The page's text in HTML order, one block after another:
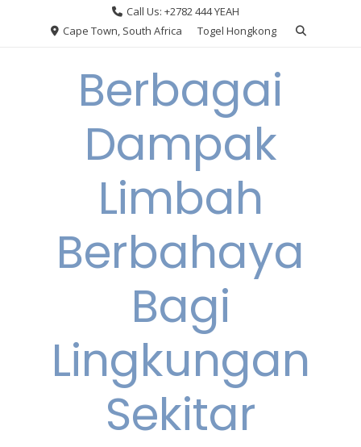
Call Us: +2782 444 YEAH
Cape Town, South Africa
Togel Hongkong
Berbagai
Dampak
Limbah
Berbahaya
Bagi
Lingkungan
Sekitar